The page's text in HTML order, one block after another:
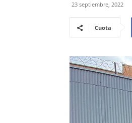
23 septiembre, 2022
Cuota